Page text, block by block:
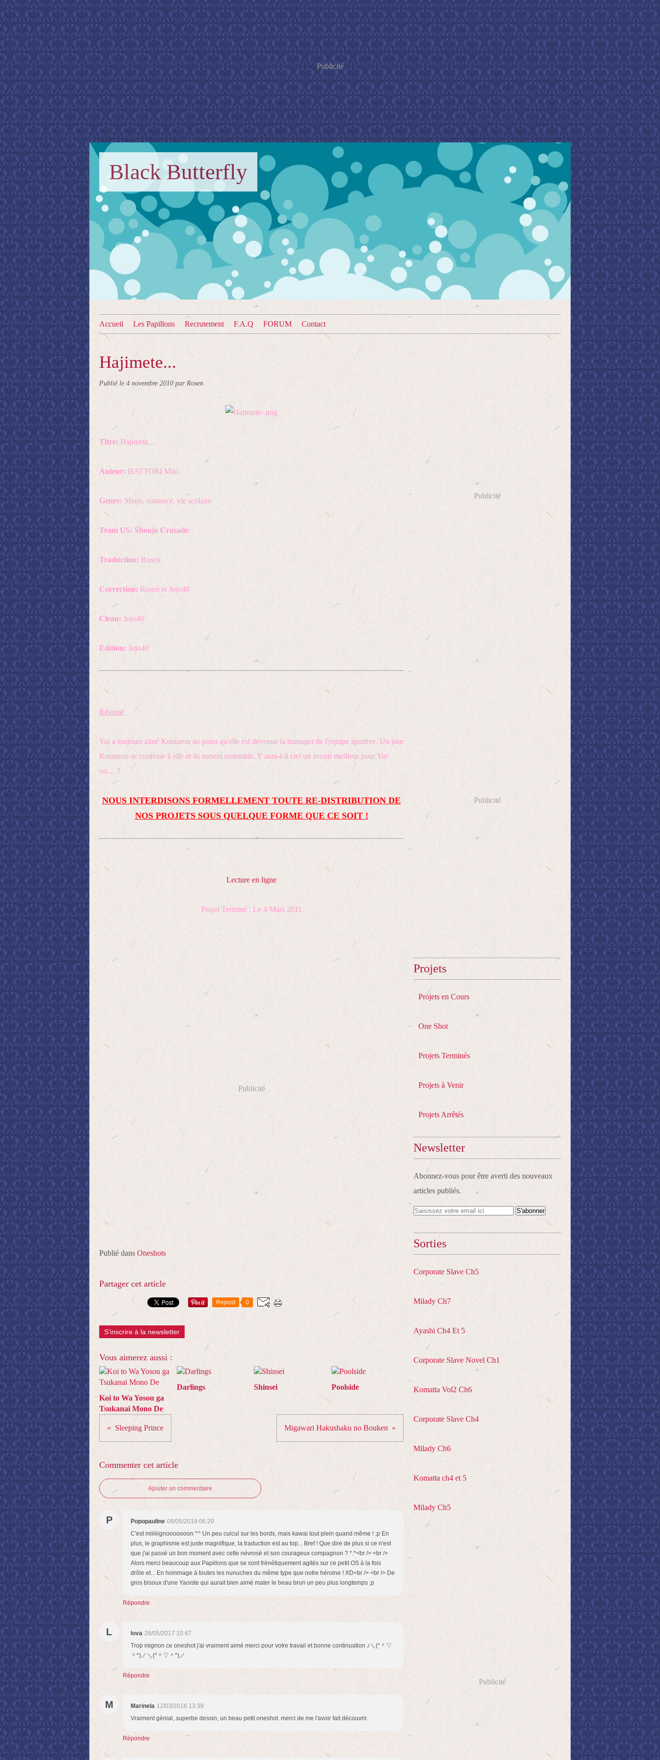
Publicité
Black Butterfly
Accueil Les Papillons Recrutement F.A.Q FORUM Contact
Hajimete...
Publié le 4 novembre 2010 par Rosen
Titre: Hajimete...
Auteur: HATTORI Miki
Genre: Shojo, romance, vie scolaire
Team US: Shoujo Crusade
Traduction: Rosen
Correction: Rosen et Jojo40
Clean: Jojo40
Edition: Jojo40
Résumé
Yui a toujours aimé Koutarou au point qu'elle est devenue la manager de l'équipe sportive. Un jour
Koutarou se confesse à elle et ils sortent ensemble. Y aura-t-il ciel un avenir meilleur pour Yui
ou… ?
NOUS INTERDISONS FORMELLEMENT TOUTE RE-DISTRIBUTION DE
NOS PROJETS SOUS QUELQUE FORME QUE CE SOIT !
Lecture en ligne
Projet Terminé : Le 4 Mars 2011
Publicité
Publié dans Oneshots
Partager cet article
Repost 0
S'inscrire à la newsletter
Vous aimerez aussi :
Koi to Wa Yosou ga
Tsukanai Mono De
Darlings Shinsei Poolside
Sleeping Prince Migawari Hakushaku no Bouken
Commenter cet article
Ajouter un commentaire
P Popopauline 09/05/2019 06:20
C'est miiiiiignooooooon ^^ Un peu culcul sur les bords, mais kawai tout plein quand même ! ;p En
plus, le graphisme est juste magnifique, la traduction est au top... Bref ! Que dire de plus si ce n'est
que j'ai passé un bon moment avec cette névrosé et son courageux compagnon ? *.*<br /> <br />
Alors merci beaucoup aux Papillons que se sont frénétiquement agités sur ce petit OS à la fois
drôle et... En hommage à toutes les nunuches du même type que notre héroine ! XD<br /> <br /> De
gros bisoux d'une Yaoiste qui aurait bien aimé mater le beau brun un peu plus longtemps ;p
Répondre
L lova 26/05/2017 10:47
Trop mignon ce oneshot j'ai vraiment aimé merci pour votre travail et bonne continuation ♪＼(*＾▽
＾*)／＼(*＾▽＾*)／
Répondre
M Marinela 12/03/2016 13:39
Vraiment génial, superbe dessin, un beau petit oneshot. merci de me l'avoir fait découvrir.
Répondre
Publicité
Publicité
Projets
Projets en Cours
One Shot
Projets Terminés
Projets à Venir
Projets Arrêtés
Newsletter
Abonnez-vous pour être averti des nouveaux
articles publiés.
Sorties
Corporate Slave Ch5
Milady Ch7
Ayashi Ch4 Et 5
Corporate Slave Novel Ch1
Komatta Vol2 Ch6
Corporate Slave Ch4
Milady Ch6
Komatta ch4 et 5
Milady Ch5
Publicité